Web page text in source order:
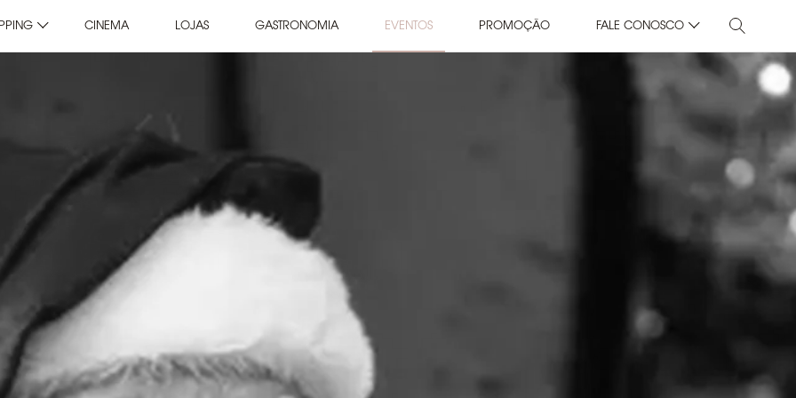
CINEMA LOJAS GASTRONOMIA EVENTOS PROMOÇÃO FALE CONOSCO